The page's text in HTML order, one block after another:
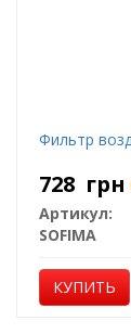
Фильтр
728 грн
Артикул:
SOFIMA
КУПИТЬ